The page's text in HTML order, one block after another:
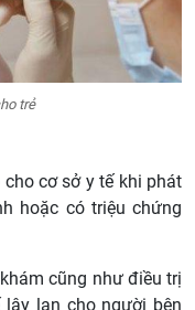
trẻ
cơ sở y tế khi phát
hoặc có triệu chứng
cũng như điều trị
lan cho người bên